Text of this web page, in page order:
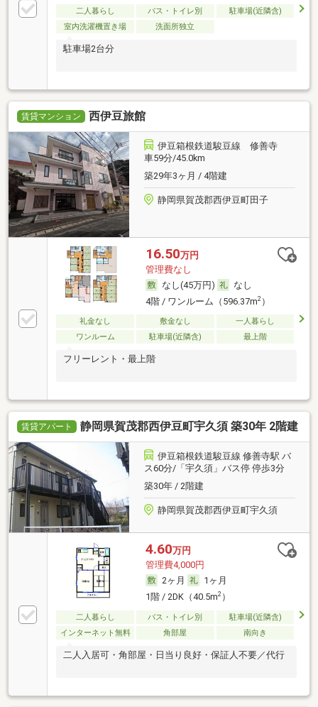
二人暮らし バス・トイレ別
駐車場(近隣含)
室内洗濯機置き場
洗面所独立
駐車場2台分
賃貸マンション 西伊豆旅館
伊豆箱根鉄道駿豆線 修善寺
車59分/45.0km
築29年3ヶ月 / 4階建
静岡県賀茂郡西伊豆町田子
16.50万円
管理費なし
なし(45万円)
なし
4階 / ワンルーム（596.37m2）
礼金なし 敷金なし
一人暮らし
ワンルーム
駐車場(近隣含) 最上階
フリーレント・最上階
賃貸アパート 静岡県賀茂郡西伊豆町宇久須 築30年 2階建
伊豆箱根鉄道駿豆線 修善寺駅 バ
ス60分/「宇久須」バス停 停歩3分
築30年 / 2階建
静岡県賀茂郡西伊豆町宇久須
4.60万円
管理費4,000円
2ヶ月
1ヶ月
1階 / 2DK（40.5m2）
二人暮らし バス・トイレ別
駐車場(近隣含)
インターネット無料
角部屋 南向き
二人入居可・角部屋・日当り良好・保証人不要／代行